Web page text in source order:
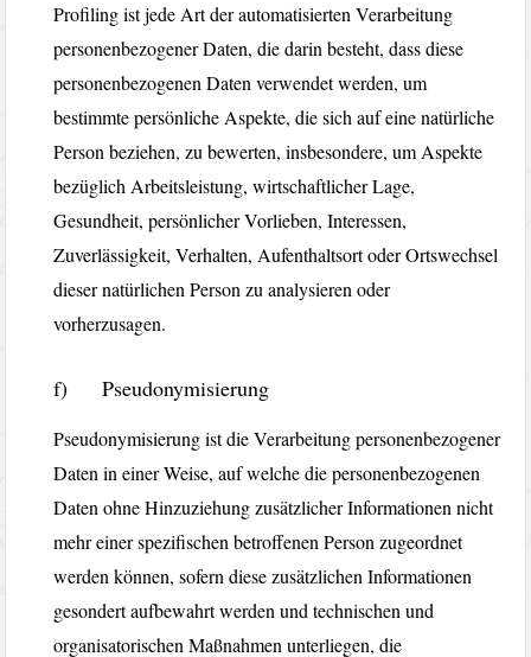
Profiling ist jede Art der automatisierten Verarbeitung
personenbezogener Daten, die darin besteht, dass diese
personenbezogenen Daten verwendet werden, um
bestimmte persönliche Aspekte, die sich auf eine natürliche
Person beziehen, zu bewerten, insbesondere, um Aspekte
bezüglich Arbeitsleistung, wirtschaftlicher Lage,
Gesundheit, persönlicher Vorlieben, Interessen,
Zuverlässigkeit, Verhalten, Aufenthaltsort oder Ortswechsel
dieser natürlichen Person zu analysieren oder
vorherzusagen.
f) Pseudonymisierung
Pseudonymisierung ist die Verarbeitung personenbezogener
Daten in einer Weise, auf welche die personenbezogenen
Daten ohne Hinzuziehung zusätzlicher Informationen nicht
mehr einer spezifischen betroffenen Person zugeordnet
werden können, sofern diese zusätzlichen Informationen
gesondert aufbewahrt werden und technischen und
organisatorischen Maßnahmen unterliegen, die